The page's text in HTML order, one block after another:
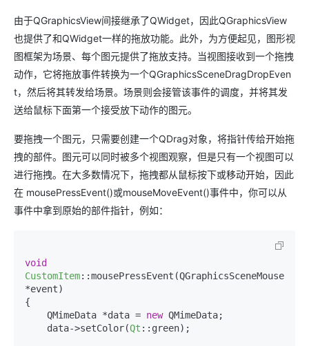
由于QGraphicsView间接继承了QWidget，因此QGraphicsView
也提供了和QWidget一样的拖放功能。此外，为方便起见，图形视
图框架为场景、每个图元提供了拖放支持。当视图接收到一个拖拽
动作，它将拖放事件转换为一个QGraphicsSceneDragDropEven
t，然后将其转发给场景。场景则会接管该事件的调度，并将其发
送给鼠标下面第一个接受放下动作的图元。
要拖拽一个图元，只需要创建一个QDrag对象，将指针传给开始拖
拽的部件。图元可以同时被多个视图观察，但是只有一个视图可以
进行拖拽。在大多数情况下，拖拽都从鼠标按下或移动开始，因此
在 mousePressEvent()或mouseMoveEvent()事件中，你可以从
事件中拿到原始的部件指针，例如：
void
CustomItem
*event)
{
    QMimeData *data =
new QMimeData;
    data->setColor(
Qt ::green);